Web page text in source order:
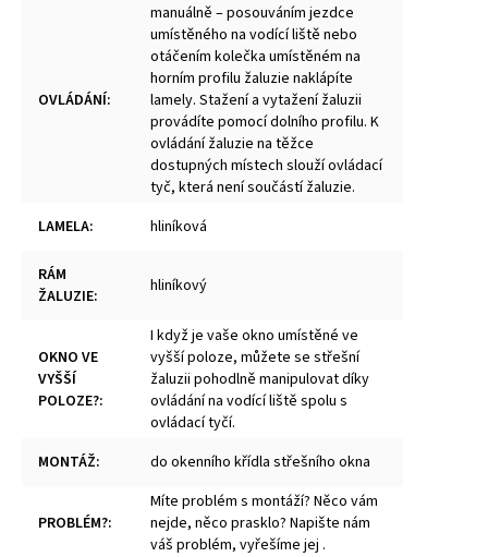
OVLÁDÁNÍ:
manuálně – posouváním jezdce
umístěného na vodící liště nebo
otáčením kolečka umístěném na
horním profilu žaluzie naklápíte
lamely. Stažení a vytažení žaluzii
provádíte pomocí dolního profilu. K
ovládání žaluzie na těžce
dostupných místech slouží ovládací
tyč, která není součástí žaluzie.
LAMELA: hliníková
RÁM
ŽALUZIE: hliníkový
OKNO VE
VYŠŠÍ
POLOZE?:
I když je vaše okno umístěné ve
vyšší poloze, můžete se střešní
žaluzii pohodlně manipulovat díky
ovládání na vodící liště spolu s
ovládací tyčí.
MONTÁŽ: do okenního křídla střešního okna
PROBLÉM?:
Míte problém s montáží? Něco vám
nejde, něco prasklo? Napište nám
váš problém, vyřešíme jej .